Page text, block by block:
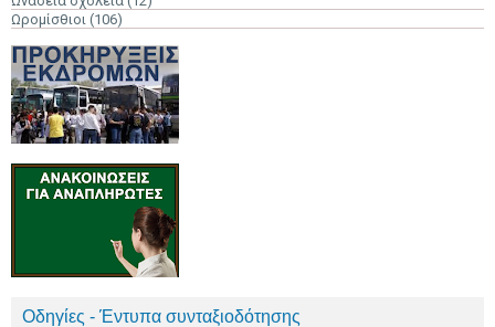
Ωρομίσθιοι (106)
Οδηγίες - Έντυπα συνταξιοδότησης